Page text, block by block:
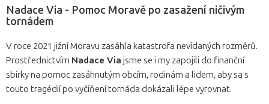
Nadace Via - Pomoc Moravě po zasažení ničivým
tornádem
V roce 2021 jižní Moravu zasáhla katastrofa nevídaných rozměrů.
Prostřednictvím Nadace Via jsme se i my zapojili do finanční
sbírky na pomoc zasáhnutým obcím, rodinám a lidem, aby sa s
touto tragédií po vyčíňení tornáda dokázali lépe vyrovnat.